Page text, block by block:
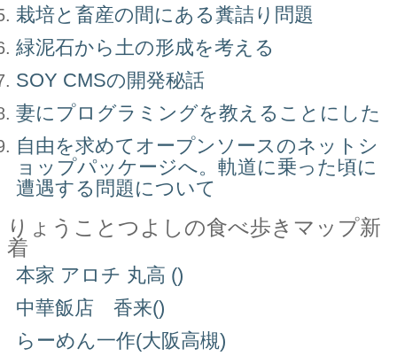
栽培と畜産の間にある糞詰り問題
緑泥石から土の形成を考える
SOY CMSの開発秘話
妻にプログラミングを教えることにした
自由を求めてオープンソースのネットシ
ョップパッケージへ。軌道に乗った頃に
遭遇する問題について
りょうことつよしの食べ歩きマップ新
着
本家 アロチ 丸高 ()
中華飯店 香来()
らーめん一作(大阪高槻)